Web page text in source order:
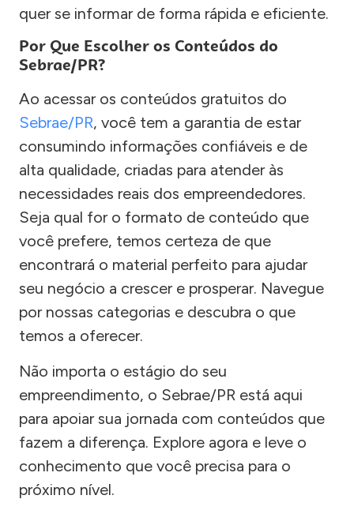
quer se informar de forma rápida e eficiente.
Por Que Escolher os Conteúdos do
Sebrae/PR?
Ao acessar os conteúdos gratuitos do
Sebrae/PR, você tem a garantia de estar
consumindo informações confiáveis e de
alta qualidade, criadas para atender às
necessidades reais dos empreendedores.
Seja qual for o formato de conteúdo que
você prefere, temos certeza de que
encontrará o material perfeito para ajudar
seu negócio a crescer e prosperar. Navegue
por nossas categorias e descubra o que
temos a oferecer.
Não importa o estágio do seu
empreendimento, o Sebrae/PR está aqui
para apoiar sua jornada com conteúdos que
fazem a diferença. Explore agora e leve o
conhecimento que você precisa para o
próximo nível.